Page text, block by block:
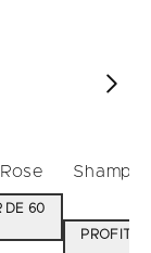
DE 60